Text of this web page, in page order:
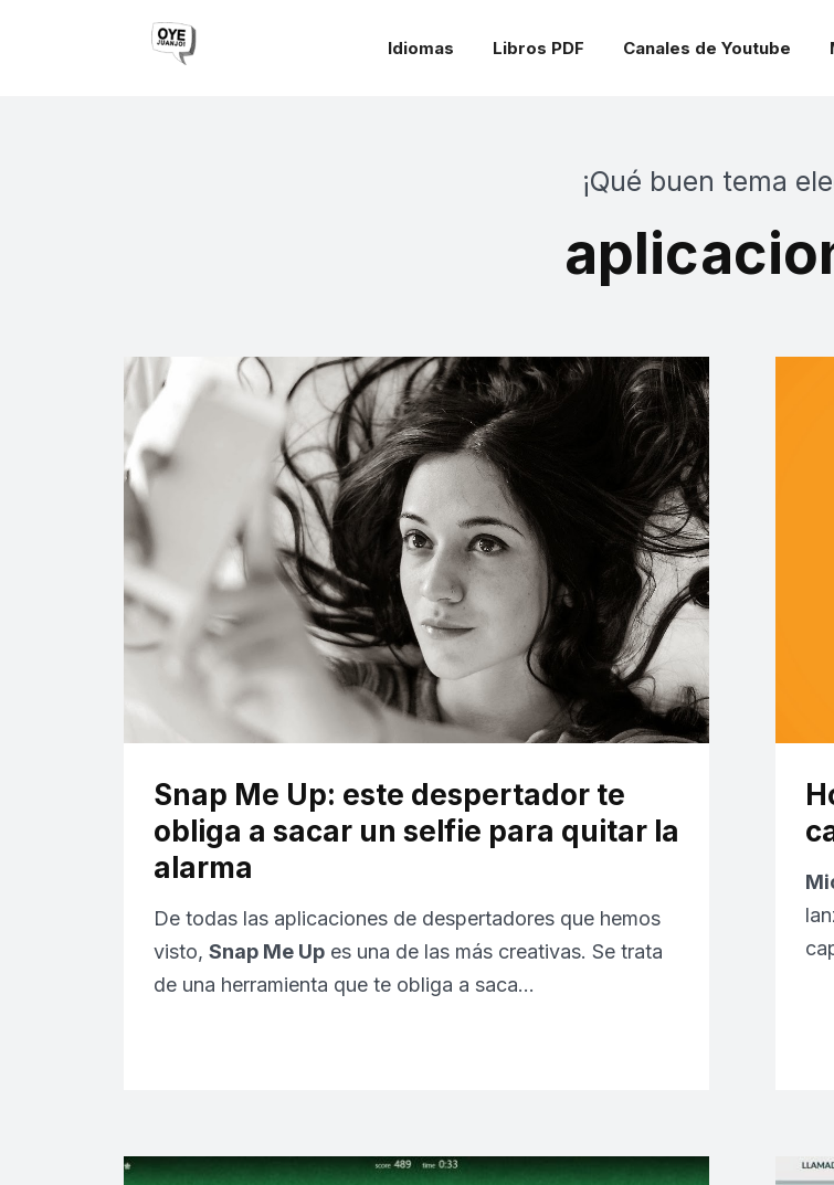
Idiomas Libros PDF Canales de Youtube
¡Qué buen tema
Snap Me Up: este despertador te
obliga a sacar un selfie para quitar la
alarma
De todas las aplicaciones de despertadores que hemos
visto, Snap Me Up es una de las más creativas. Se trata
de una herramienta que te obliga a saca…